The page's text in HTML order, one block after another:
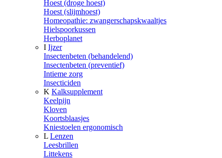
Hoest (droge hoest)
Hoest (slijmhoest)
Homeopathie: zwangerschapskwaaltjes
Hielspoorkussen
Herboplanet
I Ijzer
Insectenbeten (behandelend)
Insectenbeten (preventief)
Intieme zorg
Insecticiden
K Kalksupplement
Keelpijn
Kloven
Koortsblaasjes
Kniestoelen ergonomisch
L Lenzen
Leesbrillen
Littekens